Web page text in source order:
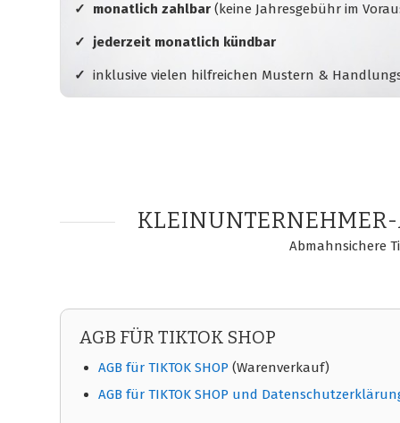
✓ monatlich zahlbar (keine Jahresgebühr im
✓ jederzeit monatlich kündbar
✓ inklusive vielen hilfreichen Mustern &
Abmahnsichere
AGB FÜR TIKTOK SHOP
AGB für TIKTOK SHOP (Warenverkauf)
AGB für TIKTOK SHOP und